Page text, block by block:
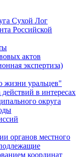
Сухой Лог
Российской
актов
экспертиза)
жизни уральцев"
в интересах
округа
органов местного
координат